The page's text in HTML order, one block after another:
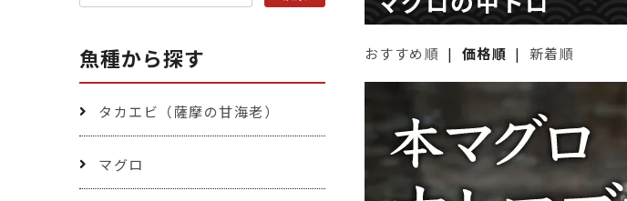
おすすめ順 | 価格順 | 新着順
魚種から探す
タカエビ（薩摩の甘海老）
マグロ